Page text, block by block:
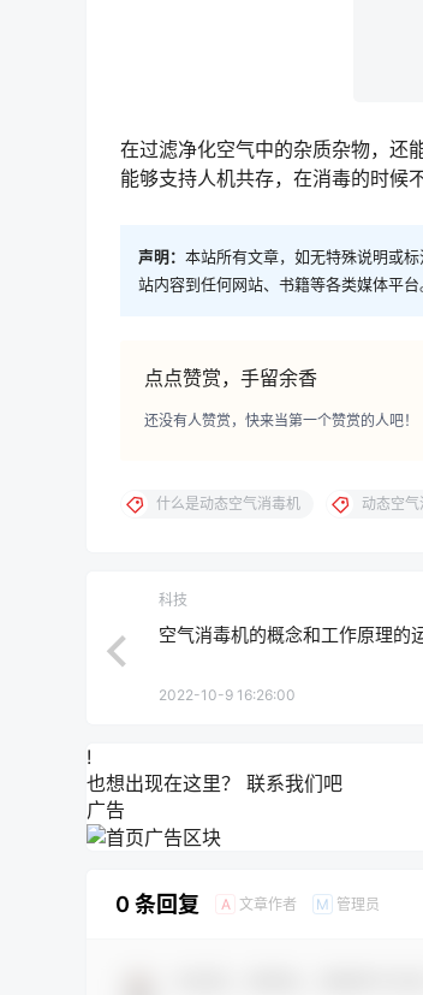
在过滤净化空气中的杂质杂物，还
能够支持人机共存，在消毒的时候
声明： 本站所有文章，如无特殊说明或
站内容到任何网站、书籍等各类媒体平
点点赞赏，手留余香
还没有人赞赏，快来当第一个赞赏的人吧！
什么是动态空气消毒机 动态空
科技
空气消毒机的概念和工作原理的
2022-10-9 16:26:00
!
也想出现在这里？ 联系我们吧
广告
0 条回复 A 文章作者 M 管理员